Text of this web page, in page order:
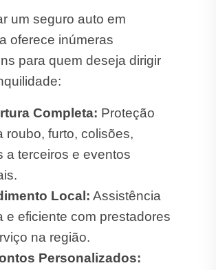
um seguro auto em
oferece inúmeras
para quem deseja dirigir
Completa: Proteção
roubo, furto, colisões,
a terceiros e eventos
Local: Assistência
e eficiente com prestadores
na região.
Personalizados: